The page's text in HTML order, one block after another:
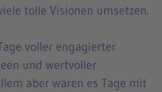
tolle Visionen umsetzen.
voller engagierter
und wertvoller
aber waren es Tage mit